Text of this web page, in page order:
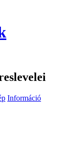
Információ